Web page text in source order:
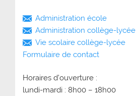
Administration école
Administration collège-lycée
Vie scolaire collège-lycée
Formulaire de contact
Horaires d’ouverture :
lundi-mardi : 8h00 – 18h00